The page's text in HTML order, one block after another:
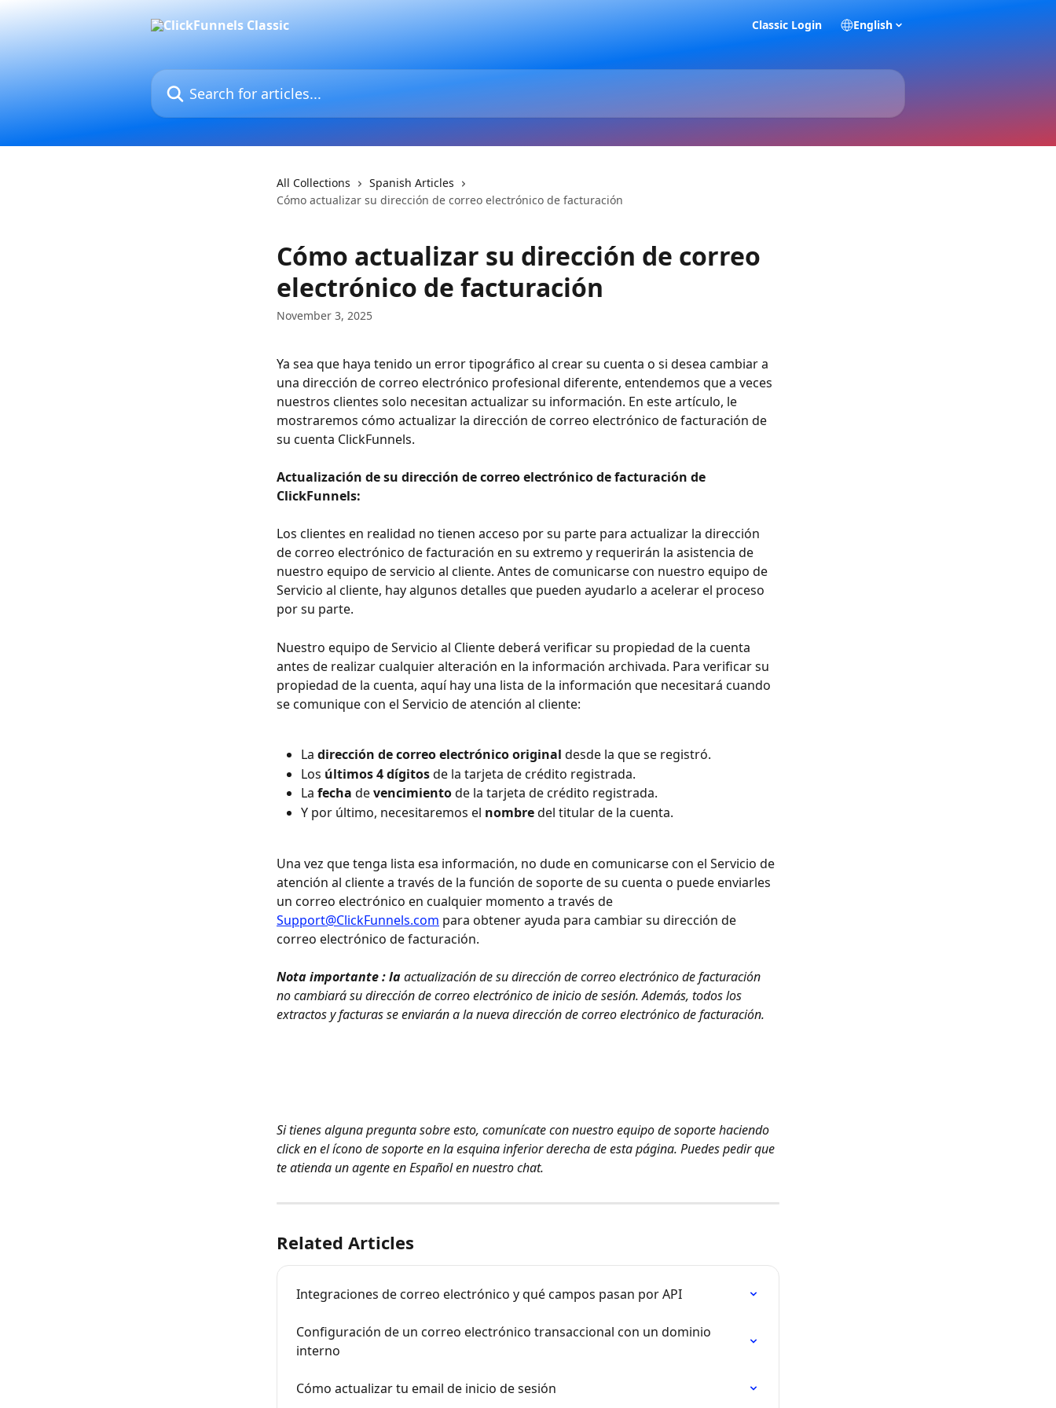
Classic Login English
Search for articles...
All Collections
Spanish Articles
Cómo actualizar su dirección de correo electrónico de facturación
Cómo actualizar su dirección de correo
electrónico de facturación
November 3, 2025
Ya sea que haya tenido un error tipográfico al crear su cuenta o si desea cambiar a
una dirección de correo electrónico profesional diferente, entendemos que a veces
nuestros clientes solo necesitan actualizar su información. En este artículo, le
mostraremos cómo actualizar la dirección de correo electrónico de facturación de
su cuenta ClickFunnels.
Actualización de su dirección de correo electrónico de facturación de
ClickFunnels:
Los clientes en realidad no tienen acceso por su parte para actualizar la dirección
de correo electrónico de facturación en su extremo y requerirán la asistencia de
nuestro equipo de servicio al cliente. Antes de comunicarse con nuestro equipo de
Servicio al cliente, hay algunos detalles que pueden ayudarlo a acelerar el proceso
por su parte.
Nuestro equipo de Servicio al Cliente deberá verificar su propiedad de la cuenta
antes de realizar cualquier alteración en la información archivada. Para verificar su
propiedad de la cuenta, aquí hay una lista de la información que necesitará cuando
se comunique con el Servicio de atención al cliente:
La dirección de correo electrónico original desde la que se registró.
Los últimos 4 dígitos de la tarjeta de crédito registrada.
La fecha de vencimiento de la tarjeta de crédito registrada.
Y por último, necesitaremos el nombre del titular de la cuenta.
Una vez que tenga lista esa información, no dude en comunicarse con el Servicio de
atención al cliente a través de la función de soporte de su cuenta o puede enviarles
un correo electrónico en cualquier momento a través de
Support@ClickFunnels.com para obtener ayuda para cambiar su dirección de
correo electrónico de facturación.
Nota importante : la actualización de su dirección de correo electrónico de facturación
no cambiará su dirección de correo electrónico de inicio de sesión. Además, todos los
extractos y facturas se enviarán a la nueva dirección de correo electrónico de facturación.
Si tienes alguna pregunta sobre esto, comunícate con nuestro equipo de soporte haciendo
click en el ícono de soporte en la esquina inferior derecha de esta página. Puedes pedir que
te atienda un agente en Español en nuestro chat.
Related Articles
Integraciones de correo electrónico y qué campos pasan por API
Configuración de un correo electrónico transaccional con un dominio
interno
Cómo actualizar tu email de inicio de sesión